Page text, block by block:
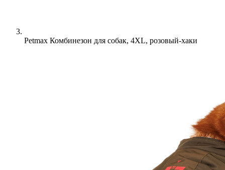
Petmax Комбинезон для собак, 4XL, розовый-хаки